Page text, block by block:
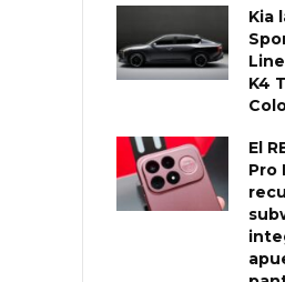
Kia
K4
El
Pro